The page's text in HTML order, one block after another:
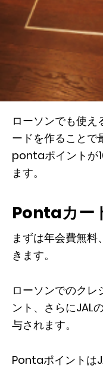
ローソンでも使
ードを作ること
pontaポイントが
ます。
Pontaカー
まずは年会費無料
きます。
ローソンでのクレ
ント、さらにJAL
与されます。
Pontaポイントは